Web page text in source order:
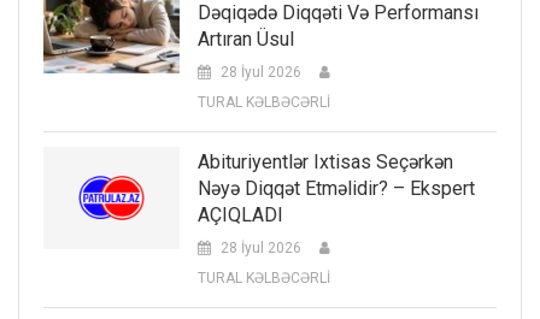
Dəqiqədə Diqqəti Və Performansı
Artıran Üsul
28 İyul 2026
TURAL KƏLBƏCƏRLİ
Abituriyentlər Ixtisas Seçərkən
Nəyə Diqqət Etməlidir? – Ekspert
AÇIQLADI
28 İyul 2026
TURAL KƏLBƏCƏRLİ